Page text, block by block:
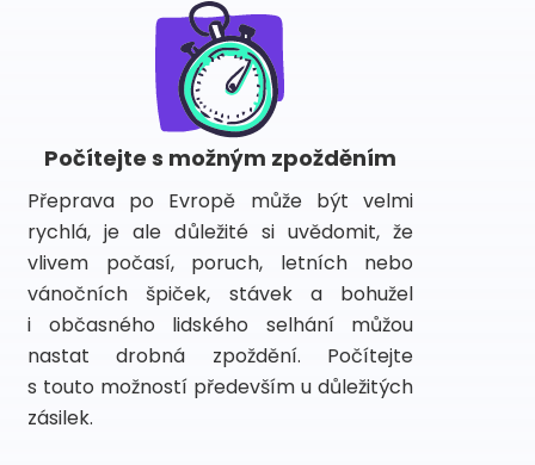
Počítejte s možným zpožděním
Přeprava po Evropě může být velmi
rychlá, je ale důležité si uvědomit, že
vlivem počasí, poruch, letních nebo
vánočních špiček, stávek a bohužel
i občasného lidského selhání můžou
nastat drobná zpoždění. Počítejte
s touto možností především u důležitých
zásilek.